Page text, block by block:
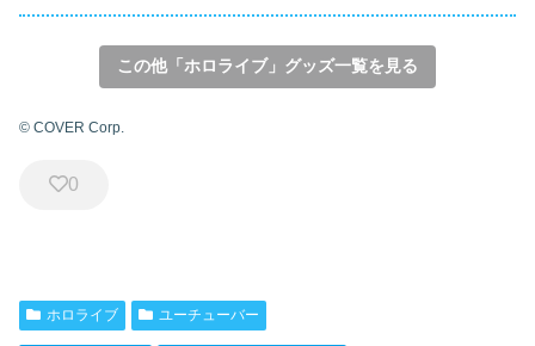
この他「ホロライブ」グッズ一覧を見る
© COVER Corp.
0
ホロライブ ユーチューバー